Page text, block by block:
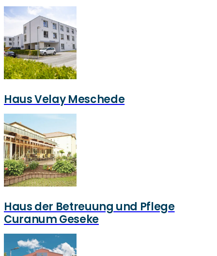
Haus Velay Meschede
Haus der Betreuung und Pflege
Curanum Geseke